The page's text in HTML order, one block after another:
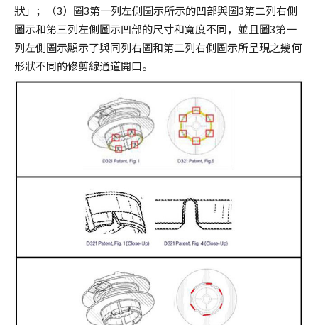
狀」；（3）圖3第一列左側圖示所示的凹部與圖3第二列右側
圖示和第三列左側圖示凹部的尺寸和寬度不同，並且圖3第一
列左側圖示顯示了與同列右圖和第二列右側圖示所呈現之幾何
形狀不同的修剪線通道開口。